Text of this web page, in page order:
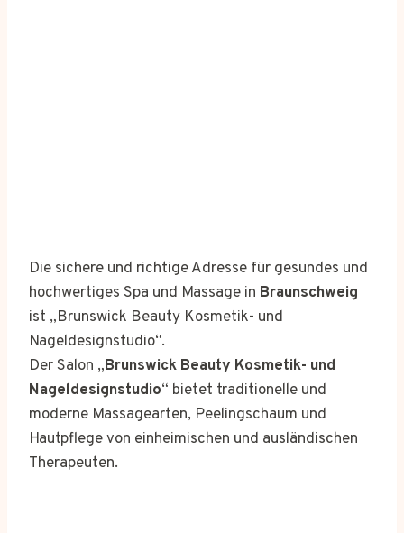
Die sichere und richtige Adresse für gesundes und
hochwertiges Spa und Massage in Braunschweig
ist „Brunswick Beauty Kosmetik- und
Nageldesignstudio“.
Der Salon „Brunswick Beauty Kosmetik- und
Nageldesignstudio“ bietet traditionelle und
moderne Massagearten, Peelingschaum und
Hautpflege von einheimischen und ausländischen
Therapeuten.